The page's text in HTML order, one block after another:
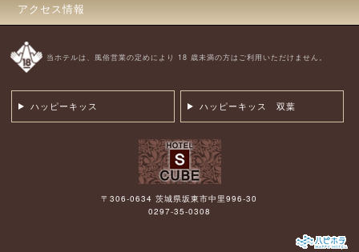
アクセス情報
当ホテルは、風俗営業の定めにより 18 歳未満の方はご利用いただけません。
ハッピーキッス ハッピーキッス 双葉
〒306-0634 茨城県坂東市中里996-30
0297-35-0308